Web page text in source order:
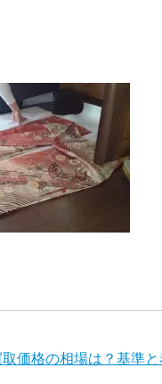
価格の相場は？基準